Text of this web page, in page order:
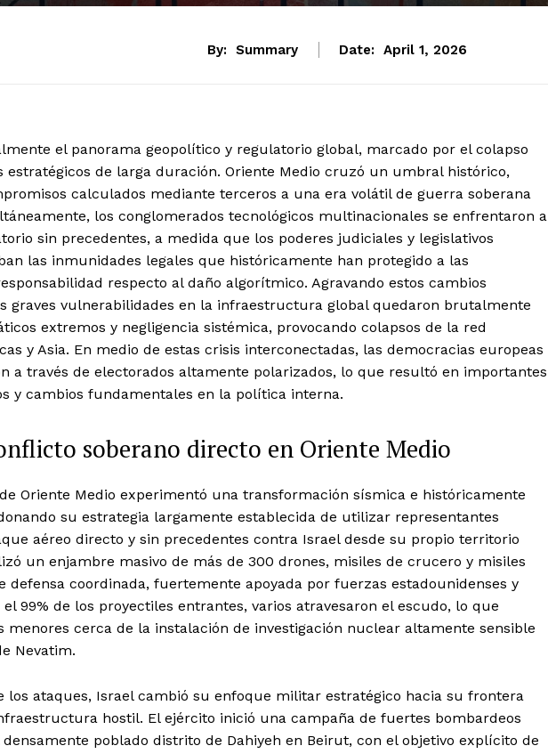
By: Summary Date: April 1, 2026
el panorama geopolítico y regulatorio global, marcado por el colapso
estratégicos de larga duración. Oriente Medio cruzó un umbral histórico,
calculados mediante terceros a una era volátil de guerra soberana
los conglomerados tecnológicos multinacionales se enfrentaron a
sin precedentes, a medida que los poderes judiciales y legislativos
las inmunidades legales que históricamente han protegido a las
respecto al daño algorítmico. Agravando estos cambios
graves vulnerabilidades en la infraestructura global quedaron brutalmente
extremos y negligencia sistémica, provocando colapsos de la red
y Asia. En medio de estas crisis interconectadas, las democracias europeas
a través de electorados altamente polarizados, lo que resultó en importantes
y cambios fundamentales en la política interna.
soberano directo en Oriente Medio
Oriente Medio experimentó una transformación sísmica e históricamente
su estrategia largamente establecida de utilizar representantes
aéreo directo y sin precedentes contra Israel desde su propio territorio
un enjambre masivo de más de 300 drones, misiles de crucero y misiles
defensa coordinada, fuertemente apoyada por fuerzas estadounidenses y
99% de los proyectiles entrantes, varios atravesaron el escudo, lo que
menores cerca de la instalación de investigación nuclear altamente sensible
Nevatim.
los ataques, Israel cambió su enfoque militar estratégico hacia su frontera
hostil. El ejército inició una campaña de fuertes bombardeos
poblado distrito de Dahiyeh en Beirut, con el objetivo explícito de